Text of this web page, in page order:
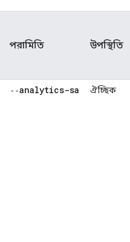
পরামিতি উপস্থিতি
‑‑analytics-sa ঐচ্ছিক